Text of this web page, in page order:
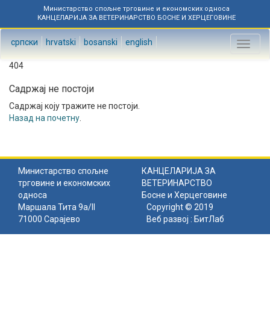
Министарство спољне трговине и економских односа
КАНЦЕЛАРИЈА ЗА ВЕТЕРИНАРСТВО БОСНЕ И ХЕРЦЕГОВИНЕ
српски hrvatski bosanski english
Toggle
404
Садржај не постоји
Садржај коју тражите не постоји.
Назад на почетну
Министарство спољне
трговине и економских
односа
КАНЦЕЛАРИЈА ЗА
ВЕТЕРИНАРСТВО
Босне и Херцеговине
Маршала Тита 9а/II
71000 Сарајево
Copyright © 2019
Веб развој : БитЛаб